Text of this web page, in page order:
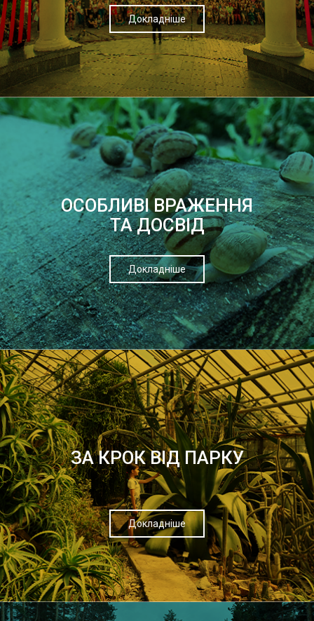
Докладніше
ОСОБЛИВІ ВРАЖЕННЯ
ТА ДОСВІД
Докладніше
ЗА КРОК ВІД ПАРКУ
Докладніше